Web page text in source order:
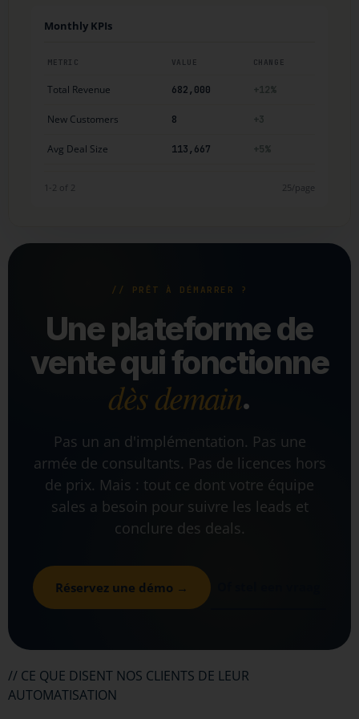
Monthly KPIs
METRIC VALUE CHANGE
Total Revenue 682,000 +12%
New Customers 8 +3
Avg Deal Size 113,667 +5%
1-2 of 2 25/page
// PRÊT À DÉMARRER ?
Une plateforme de
vente qui fonctionne
dès demain.
Pas un an d'implémentation. Pas une
armée de consultants. Pas de licences hors
de prix. Mais : tout ce dont votre équipe
sales a besoin pour suivre les leads et
conclure des deals.
Réservez une démo →
// CE QUE DISENT NOS CLIENTS DE LEUR
AUTOMATISATION